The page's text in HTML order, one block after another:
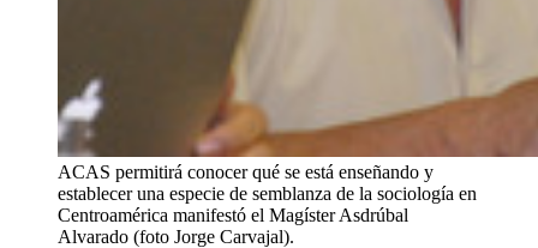
ACAS permitirá conocer qué se está enseñando y
establecer una especie de semblanza de la sociología en
Centroamérica manifestó el Magíster Asdrúbal
Alvarado (foto Jorge Carvajal).